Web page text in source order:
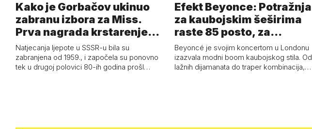
Kako je Gorbačov ukinuo
zabranu izbora za Miss.
Prva nagrada krstarenje
Jadran…
Natjecanja ljepote u SSSR-u bila su
zabranjena od 1959., i započela su ponovno
tek u drugoj polovici 80-ih godina prošl…
Efekt Beyonce: Potražnja
za kaubojskim šeširima
raste 85 posto, za
čizmama 53 p…
Beyoncé je svojim koncertom u Londonu
izazvala modni boom kaubojskog stila. Od
lažnih dijamanata do traper kombinacija,…